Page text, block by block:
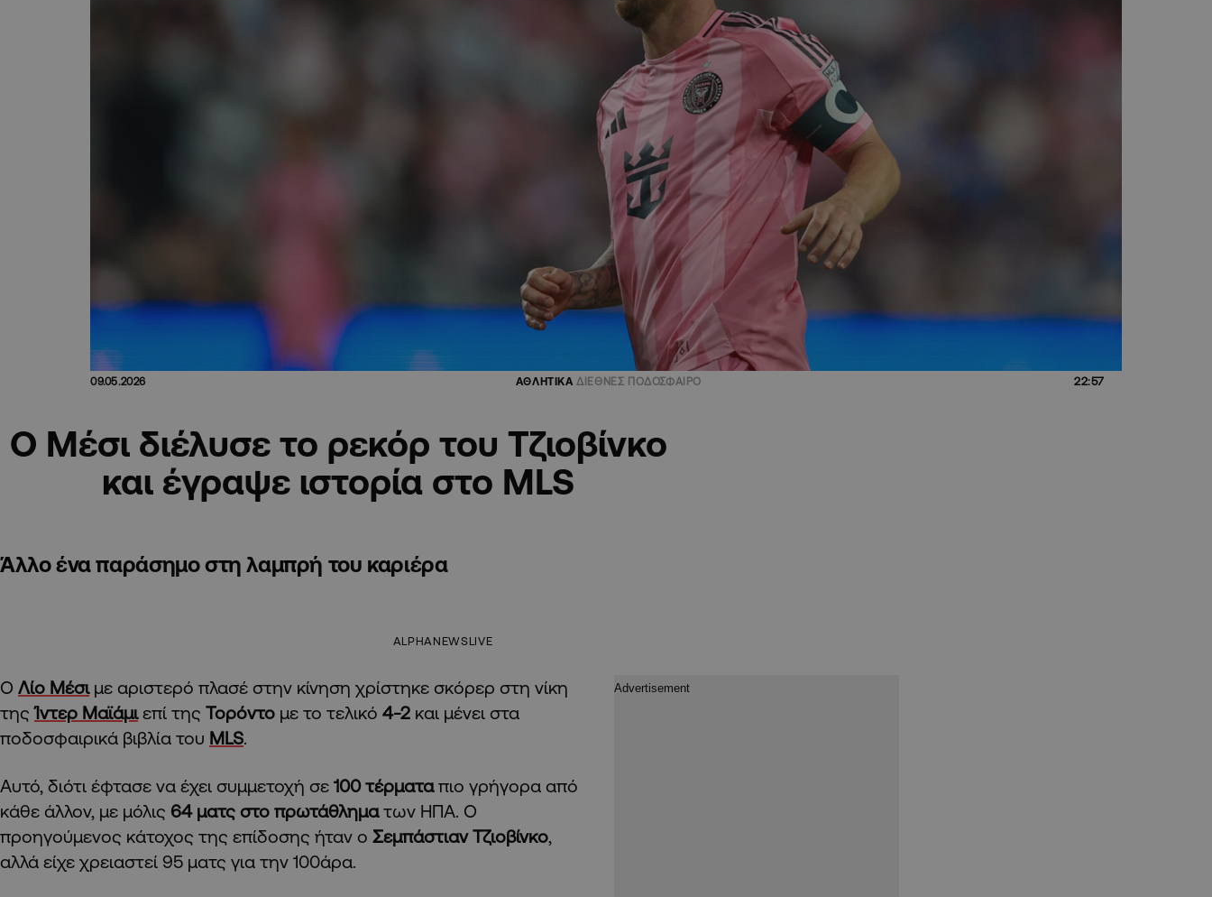
09.05.2026 ΑΘΛΗΤΙΚΑ ΔΙΕΘΝΕΣ ΠΟΔΟΣΦΑΙΡΟ 22:57
Ο Μέσι διέλυσε το ρεκόρ του Τζιοβίνκο
και έγραψε ιστορία στο MLS
Άλλο ένα παράσημο στη λαμπρή του καριέρα
ALPHANEWSLIVE
Ο Λίο Μέσιμε αριστερό πλασέ στην κίνηση χρίστηκε σκόρερ στη νίκη
τηςΊντερ Μαϊάμιεπί της Τορόντο με το τελικό 4-2 και μένει στα
ποδοσφαιρικά βιβλία του MLS.
Αυτό, διότι έφτασε να έχει συμμετοχή σε 100 τέρματαπιο γρήγορα από
κάθε άλλον, με μόλις 64 ματς στο πρωτάθληματων ΗΠΑ. Ο
προηγούμενος κάτοχος της επίδοσης ήταν ο Σεμπάστιαν Τζιοβίνκο,
αλλά είχε χρειαστεί 95 ματς για την 100άρα.